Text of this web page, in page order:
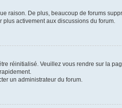
raison. De plus, beaucoup de forums
activement aux discussions du forum.
réinitialisé. Veuillez vous rendre sur la
un administrateur du forum.